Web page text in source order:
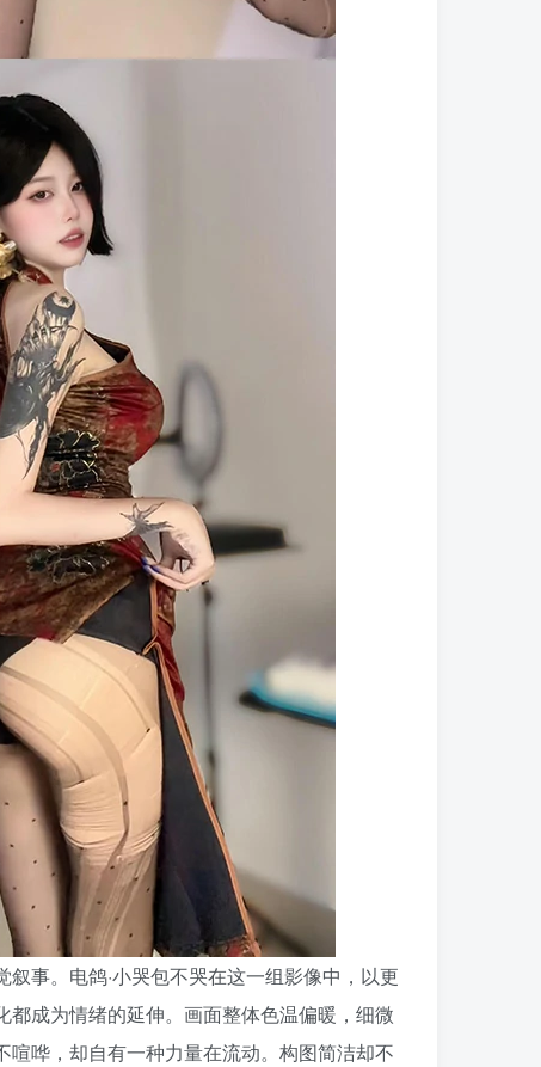
事。电鸽·小哭包不哭在这一组影像中，以更
成为情绪的延伸。画面整体色温偏暖，细微
哗，却自有一种力量在流动。构图简洁却不